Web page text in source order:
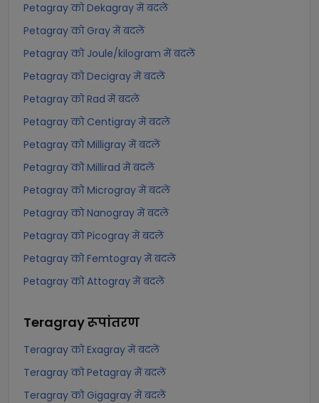
Petagray को Dekagray में बदलें
Petagray को Gray में बदलें
Petagray को Joule/kilogram में बदलें
Petagray को Decigray में बदलें
Petagray को Rad में बदलें
Petagray को Centigray में बदलें
Petagray को Milligray में बदलें
Petagray को Millirad में बदलें
Petagray को Microgray में बदलें
Petagray को Nanogray में बदलें
Petagray को Picogray में बदलें
Petagray को Femtogray में बदलें
Petagray को Attogray में बदलें
Teragrayरूपांतरण
Teragray को Exagray में बदलें
Teragray को Petagray में बदलें
Teragray को Gigagray में बदलें